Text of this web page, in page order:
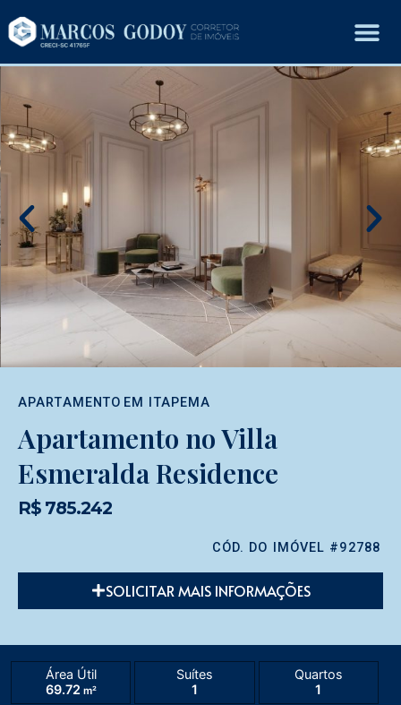
APARTAMENTO EM ITAPEMA
Apartamento no Villa
Esmeralda Residence
R$ 785.242
CÓD. DO IMÓVEL #92788
SOLICITAR MAIS INFORMAÇÕES
Área Útil
69.72 m²
Suítes
1
Quartos
1